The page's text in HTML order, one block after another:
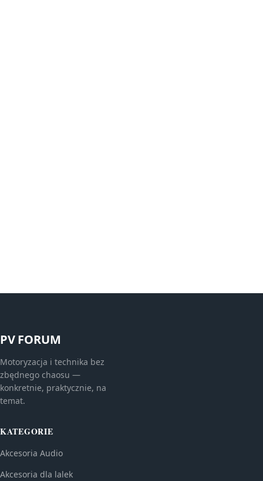
PV FORUM
Motoryzacja i technika bez
zbędnego chaosu —
konkretnie, praktycznie, na
temat.
KATEGORIE
Akcesoria Audio
Akcesoria dla lalek